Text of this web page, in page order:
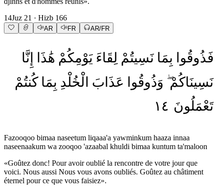
14Juz 21 · Hizb 166
AR FR AR/FR
فَذُوقُوا بِمَا نَسِيتُمْ لِقَاءَ يَوْمِكُمْ هَٰذَا
إِنَّا
نَسِينَاكُمْ وَذُوقُوا عَذَابَ الْخُلْدِ بِمَا كُنتُمْ
تَعْمَلُونَ ١٤
Fazooqoo bimaa naseetum liqaaa'a yawminkum haaza innaa
naseenaakum wa zooqoo 'azaabal khuldi bimaa kuntum ta'maloon
«Goûtez donc! Pour avoir oublié la rencontre de votre jour que
voici. Nous aussi Nous vous avons oubliés. Goûtez au châtiment
éternel pour ce que vous faisiez».